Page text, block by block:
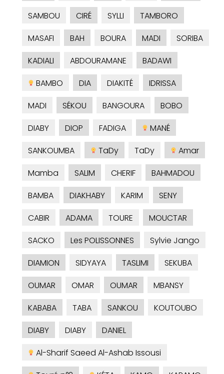
SAMBOU
CIRÉ SYLLI
TAMBORO
MASAFI
BAH BOURA MADI
SORIBA
KADIALI
ABDOURAMANE
BADAWI
BAMBO
DIA DIAKITÉ
IDRISSA
MADI
SÉKOU BANGOURA
BOBO
DIABY
DIOP FADIGA
MANÉ
SANKOUMBA
TaDy TaDy
Amar
Mamba
SALIM CHERIF
BAHMADOU
BAMBA
DIAKHABY KARIM
SENY
CABIR
ADAMA TOURE
MOUCTAR
SACKO
Les POLISSONNES
Sylvie Jango
DIAMION
SIDYAYA TASLIMI
SEKUBA
OUMAR
OMAR OUMAR
MBANSY
KABABA
TABA SANKOU
KOUTOUBO
DIABY
DIABY
DANIEL
Al-Sharif Saeed Al-Ashab Issousi